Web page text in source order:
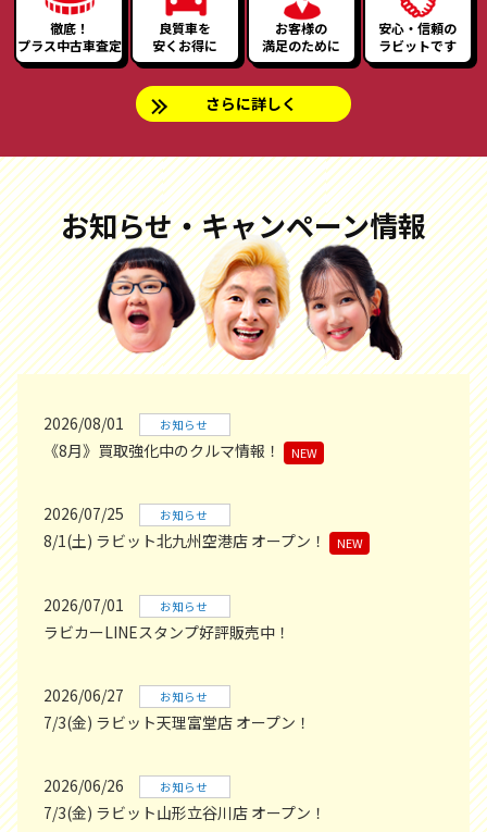
徹底！
プラス中古車査定
良質車を
安くお得に
お客様の
満足のために
安心・信頼の
ラビットです
さらに詳しく
お知らせ・キャンペーン情報
2026/08/01 お知らせ
《8月》買取強化中のクルマ情報！ NEW
2026/07/25 お知らせ
8/1(土) ラビット北九州空港店 オープン！ NEW
2026/07/01 お知らせ
ラビカーLINEスタンプ好評販売中！
2026/06/27 お知らせ
7/3(金) ラビット天理富堂店 オープン！
2026/06/26 お知らせ
7/3(金) ラビット山形立谷川店 オープン！